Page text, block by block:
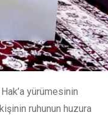
yürümesinin
ruhunun huzura